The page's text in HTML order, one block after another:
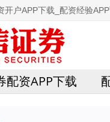
户APP下载_配资经验
配资APP下载